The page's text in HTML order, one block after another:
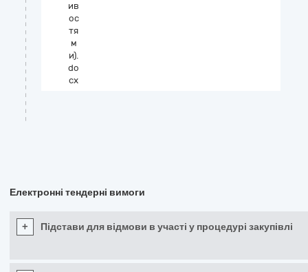
ив
ос
тя
м
и).
do
cx
Електронні тендерні вимоги
+ Підстави для відмови в участі у процедурі закупівлі